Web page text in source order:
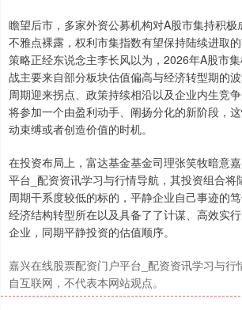
瞻望后市，多家外资公募机构对A股市集持积
不雅点裸露，权利市集指数有望保持陆续进取
策略正经东说念主李长风以为，2026年A股市
战主要来自部分板块估值偏高与经济转型期的
周期迎来拐点、政策持续相沿以及企业内生竞
将参加一个由盈利动手、阐扬分化的新阶段，
动束缚或者创造价值的时机。
在投资布局上，富达基金基金司理张笑牧暗意
平台_配资资讯学习与行情导航，其投资组合将
周期干系度较低的标的，平静企业自己事迹的
经济结构转型所在以及具备了了计谋、高效实
企业，同期平静投资的估值顺序。
嘉兴在线股票配资门户平台_配资资讯学习与行
自互联网，不代表本网站观点。